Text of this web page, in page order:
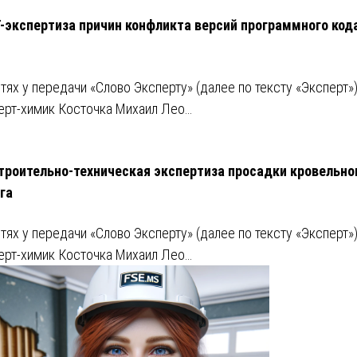
экспертиза причин конфликта версий программного
у передачи «Слово Эксперту» (далее по тексту
химик Косточка Михаил Лео…
техническая экспертиза просадки
у передачи «Слово Эксперту» (далее по тексту
химик Косточка Михаил Лео…